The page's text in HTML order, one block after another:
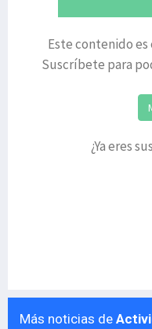
Este contenido
Suscríbete para
¿Ya eres
Más noticias de